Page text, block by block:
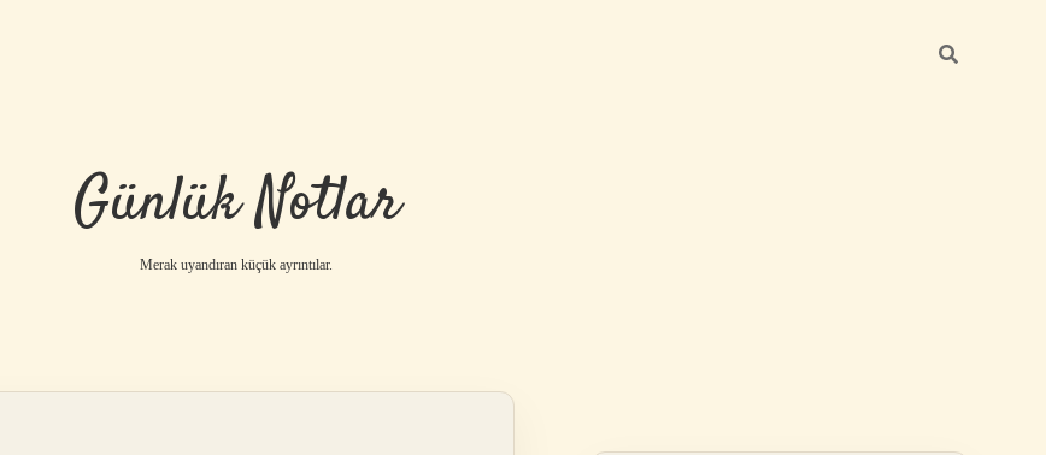
Günlük Notlar
Merak uyandıran küçük ayrıntılar.